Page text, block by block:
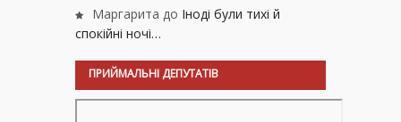
Маргарита до Іноді були тихі й
спокійні ночі…
ПРИЙМАЛЬНІ ДЕПУТАТІВ